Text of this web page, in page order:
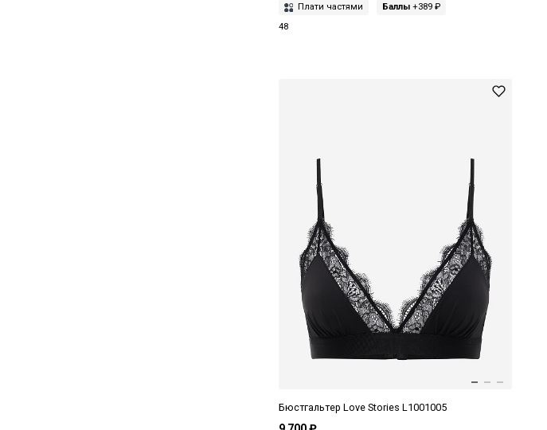
Плати частями Баллы +389 ₽
48
Бюстгальтер Love Stories L1001005